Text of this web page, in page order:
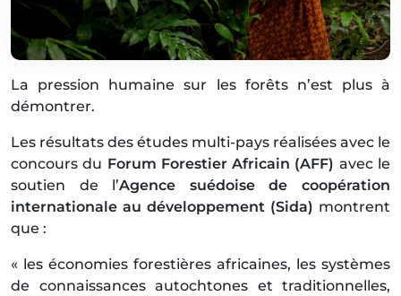
La pression humaine sur les forêts n’est plus à
démontrer.
Les résultats des études multi-pays réalisées avec le
concours du Forum Forestier Africain (AFF) avec le
soutien de l’Agence suédoise de coopération
internationale au développement (Sida) montrent
que :
« les économies forestières africaines, les systèmes
de connaissances autochtones et traditionnelles,